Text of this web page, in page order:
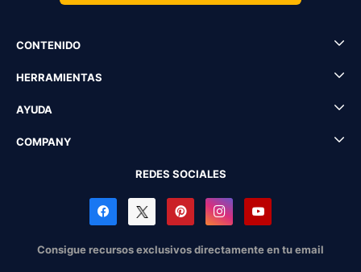
CONTENIDO
HERRAMIENTAS
AYUDA
COMPANY
REDES SOCIALES
Consigue recursos exclusivos directamente en tu email